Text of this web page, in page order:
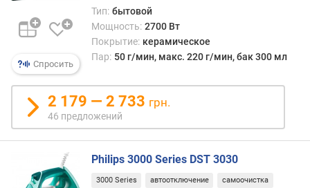
в
ы
п
о
з
а
Спросить
Тип: бытовой
Мощность: 2700 Вт
Покрытие: керамическое
Пар: 50 г/мин, макс. 220 г/мин, бак 300 мл
2 179 — 2 733 грн.
46 предложений
Philips 3000 Series DST 3030
3000 Series автоотключение самоочистка